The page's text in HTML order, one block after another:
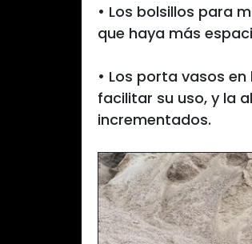
• Los bolsillos para
que haya más
• Los porta vasos
facilitar su uso, y la
incrementados.